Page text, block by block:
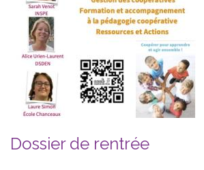
CONTACT
Dossier de rentrée